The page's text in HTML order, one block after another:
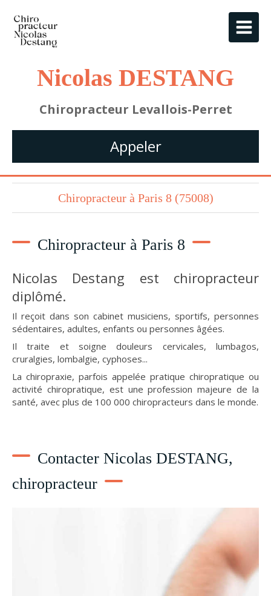
Nicolas DESTANG
Chiropracteur Levallois-Perret
Appeler
Chiropracteur à Paris 8 (75008)
Chiropracteur à Paris 8
Nicolas Destang est chiropracteur
diplômé.
Il reçoit dans son cabinet musiciens, sportifs, personnes
sédentaires, adultes, enfants ou personnes âgées.
Il traite et soigne douleurs cervicales, lumbagos,
cruralgies, lombalgie, cyphoses...
La chiropraxie, parfois appelée pratique chiropratique ou
activité chiropratique, est une profession majeure de la
santé, avec plus de 100 000 chiropracteurs dans le monde.
Contacter Nicolas DESTANG,
chiropracteur